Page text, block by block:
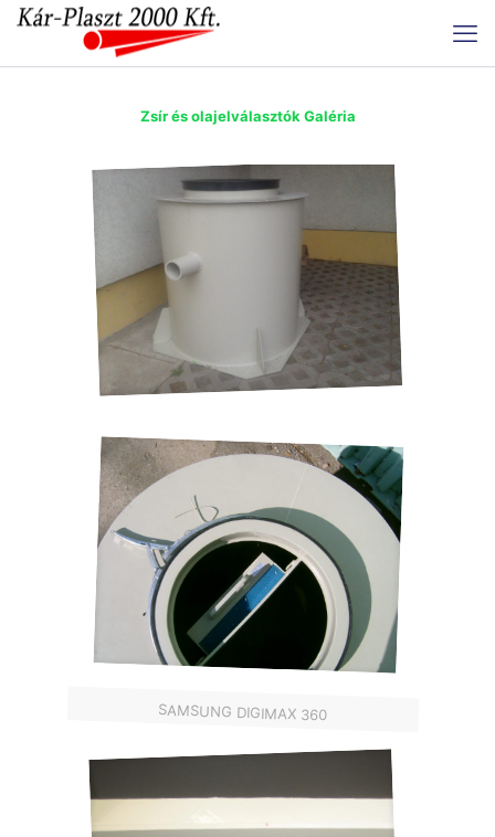
Zsír és olajelválasztók Galéria
SAMSUNG DIGIMAX 360